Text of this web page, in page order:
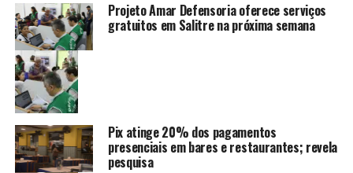
Projeto Amar Defensoria oferece serviços
gratuitos em Salitre na próxima semana
Pix atinge 20% dos pagamentos
presenciais em bares e restaurantes; revela
pesquisa